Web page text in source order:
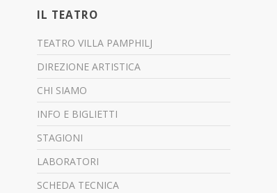
IL TEATRO
TEATRO VILLA PAMPHILJ
DIREZIONE ARTISTICA
CHI SIAMO
INFO E BIGLIETTI
STAGIONI
LABORATORI
SCHEDA TECNICA